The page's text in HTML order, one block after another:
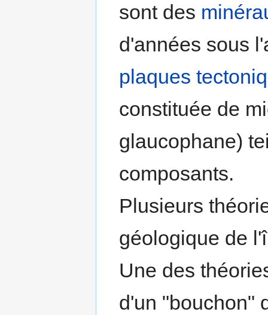
sont des
d'années sous
plaques
constituée de
glaucophane)
composants.
Plusieurs
géologique de
Une des
d'un "bouchon"